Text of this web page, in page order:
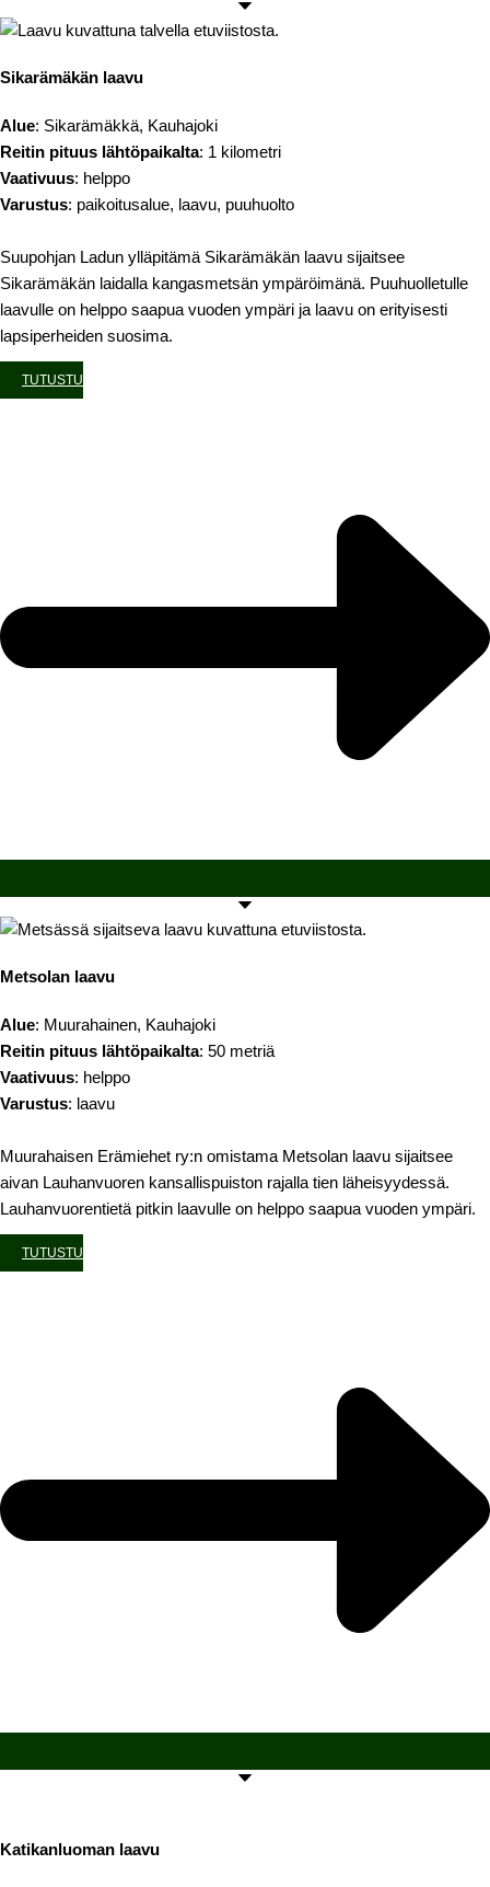
Sikarämäkän laavu
Alue: Sikarämäkkä, Kauhajoki
Reitin pituus lähtöpaikalta: 1 kilometri
Vaativuus: helppo
Varustus: paikoitusalue, laavu, puuhuolto
Suupohjan Ladun ylläpitämä Sikarämäkän laavu sijaitsee
Sikarämäkän laidalla kangasmetsän ympäröimänä. Puuhuolletulle
laavulle on helppo saapua vuoden ympäri ja laavu on erityisesti
lapsiperheiden suosima.
TUTUSTU
Metsolan laavu
Alue: Muurahainen, Kauhajoki
Reitin pituus lähtöpaikalta: 50 metriä
Vaativuus: helppo
Varustus: laavu
Muurahaisen Erämiehet ry:n omistama Metsolan laavu sijaitsee
aivan Lauhanvuoren kansallispuiston rajalla tien läheisyydessä.
Lauhanvuorentietä pitkin laavulle on helppo saapua vuoden ympäri.
TUTUSTU
Katikanluoman laavu